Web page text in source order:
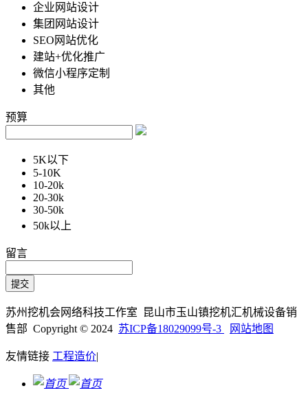
企业网站设计
集团网站设计
SEO网站优化
建站+优化推广
微信小程序定制
其他
预算
5K以下
5-10K
10-20k
20-30k
30-50k
50k以上
留言
苏州挖机会网络科技工作室 昆山市玉山镇挖机汇机械设备销
售部 Copyright © 2024 苏ICP备18029099号-3 网站地图
友情链接 工程造价|